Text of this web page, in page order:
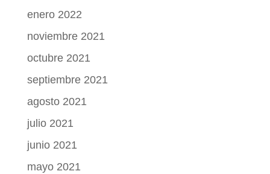
enero 2022
noviembre 2021
octubre 2021
septiembre 2021
agosto 2021
julio 2021
junio 2021
mayo 2021